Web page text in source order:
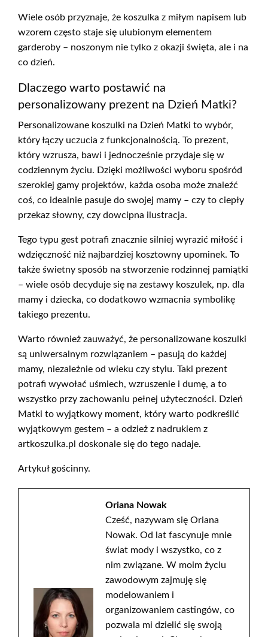
Wiele osób przyznaje, że koszulka z miłym napisem lub
wzorem często staje się ulubionym elementem
garderoby – noszonym nie tylko z okazji święta, ale i na
co dzień.
Dlaczego warto postawić na
personalizowany prezent na Dzień Matki?
Personalizowane koszulki na Dzień Matki to wybór,
który łączy uczucia z funkcjonalnością. To prezent,
który wzrusza, bawi i jednocześnie przydaje się w
codziennym życiu. Dzięki możliwości wyboru spośród
szerokiej gamy projektów, każda osoba może znaleźć
coś, co idealnie pasuje do swojej mamy – czy to ciepły
przekaz słowny, czy dowcipna ilustracja.
Tego typu gest potrafi znacznie silniej wyrazić miłość i
wdzięczność niż najbardziej kosztowny upominek. To
także świetny sposób na stworzenie rodzinnej pamiątki
– wiele osób decyduje się na zestawy koszulek, np. dla
mamy i dziecka, co dodatkowo wzmacnia symbolikę
takiego prezentu.
Warto również zauważyć, że personalizowane koszulki
są uniwersalnym rozwiązaniem – pasują do każdej
mamy, niezależnie od wieku czy stylu. Taki prezent
potrafi wywołać uśmiech, wzruszenie i dumę, a to
wszystko przy zachowaniu pełnej użyteczności. Dzień
Matki to wyjątkowy moment, który warto podkreślić
wyjątkowym gestem – a odzież z nadrukiem z
artkoszulka.pl doskonale się do tego nadaje.
Artykuł gościnny.
Oriana Nowak
Cześć, nazywam się Oriana
Nowak. Od lat fascynuje mnie
świat mody i wszystko, co z
nim związane. W moim życiu
zawodowym zajmuję się
modelowaniem i
organizowaniem castingów, co
pozwala mi dzielić się swoją